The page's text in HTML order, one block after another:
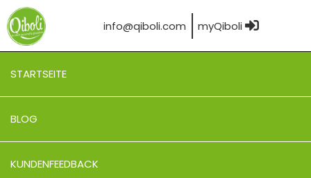
info@qiboli.com myQiboli
STARTSEITE
BLOG
KUNDENFEEDBACK